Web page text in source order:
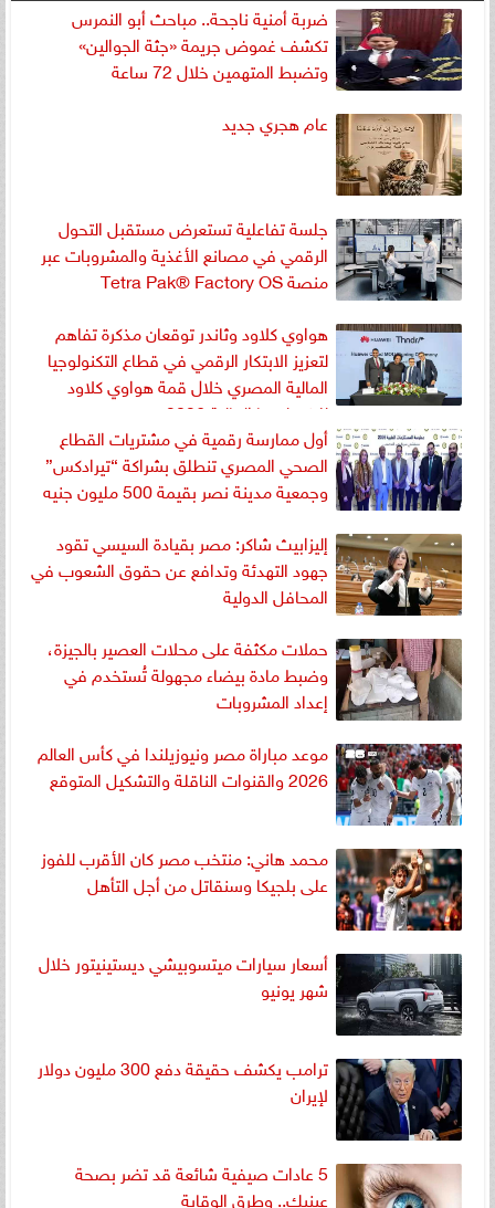
ضربة أمنية ناجحة.. مباحث أبو النمرس
تكشف غموض جريمة «جثة الجوالين»
وتضبط المتهمين خلال 72 ساعة
عام هجري جديد
جلسة تفاعلية تستعرض مستقبل التحول
الرقمي في مصانع الأغذية والمشروبات عبر
منصة Tetra Pak®️ Factory OS
هواوي كلاود وثاندر توقعان مذكرة تفاهم
لتعزيز الابتكار الرقمي في قطاع التكنولوجيا
المالية المصري خلال قمة هواوي كلاود
للتكنولوجيا المالية 2026
أول ممارسة رقمية في مشتريات القطاع
الصحي المصري تنطلق بشراكة “تيرادكس”
وجمعية مدينة نصر بقيمة 500 مليون جنيه
إليزابيث شاكر: مصر بقيادة السيسي تقود
جهود التهدئة وتدافع عن حقوق الشعوب في
المحافل الدولية
حملات مكثفة على محلات العصير بالجيزة،
وضبط مادة بيضاء مجهولة تُستخدم في
إعداد المشروبات
موعد مباراة مصر ونيوزيلندا في كأس العالم
2026 والقنوات الناقلة والتشكيل المتوقع
محمد هاني: منتخب مصر كان الأقرب للفوز
على بلجيكا وسنقاتل من أجل التأهل
أسعار سيارات ميتسوبيشي ديستينيتور خلال
شهر يونيو
ترامب يكشف حقيقة دفع 300 مليون دولار
لإيران
5 عادات صيفية شائعة قد تضر بصحة
عينيك.. وطرق الوقاية